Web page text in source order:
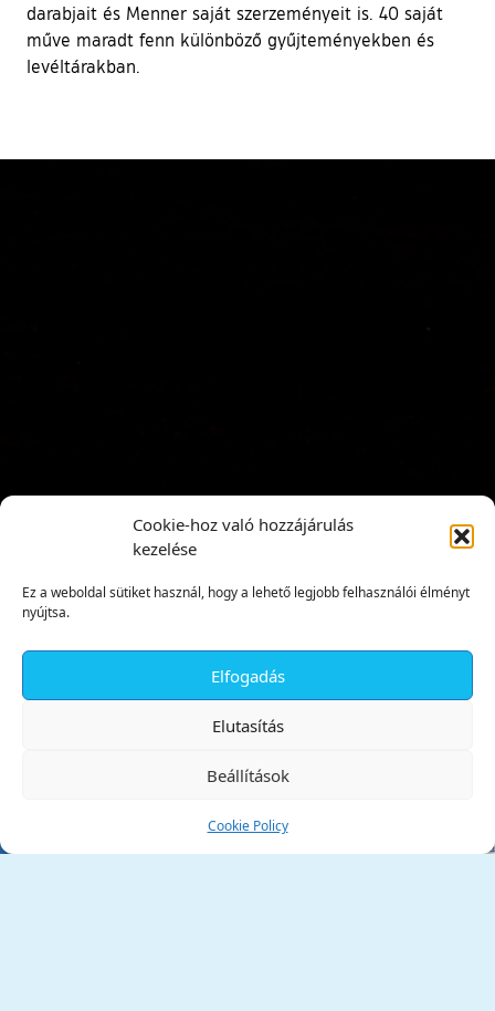
Cookie-hoz való hozzájárulás
kezelése
Ez a weboldal sütiket használ, hogy a lehető legjobb felhasználói élményt
nyújtsa.
Elfogadás
Elutasítás
Beállítások
Cookie Policy
darabjait és Menner saját szerzeményeit is. 40 saját
műve maradt fenn különböző gyűjteményekben és
levéltárakban.
Tata Város Önkormányzata
✕